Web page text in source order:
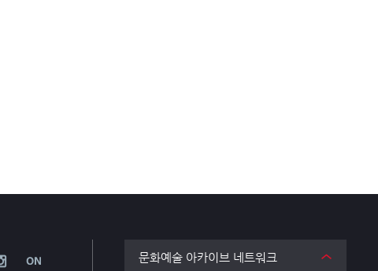
문화예술 아카이브 네트워크